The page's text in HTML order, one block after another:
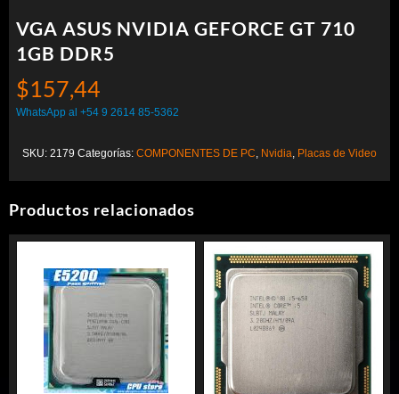
VGA ASUS NVIDIA GEFORCE GT 710
1GB DDR5
$157,44
WhatsApp al +54 9 2614 85-5362
SKU: 2179 Categorías: COMPONENTES DE PC Nvidia Placas de Video
Productos relacionados